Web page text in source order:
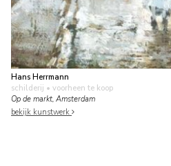
Hans Herrmann
schilderij • voorheen te koop
Op de markt, Amsterdam
bekijk kunstwerk